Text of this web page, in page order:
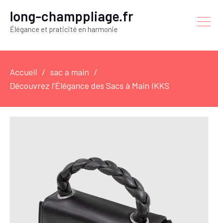
long-champpliage.fr
Élégance et praticité en harmonie
Accueil
sac a main
Découvrez l’Élégance des Sacs à Main IKKS